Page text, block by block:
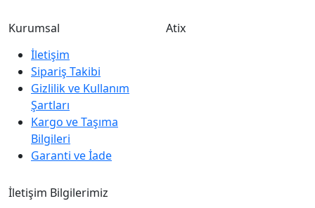
Kurumsal
İletişim
Sipariş Takibi
Gizlilik ve Kullanım
Şartları
Kargo ve Taşıma
Bilgileri
Garanti ve İade
Atix
İletişim Bilgilerimiz